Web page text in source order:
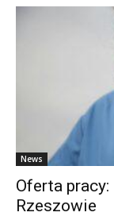
News
Oferta pracy:
Rzeszowie